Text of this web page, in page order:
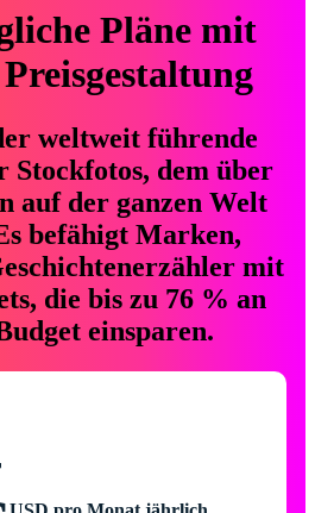
Pläne mit
weltweit führende
dem über
auf der ganzen Welt
befähigt Marken,
mit
die bis zu 76 % an
einsparen.